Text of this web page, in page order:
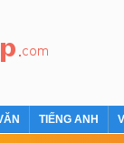
TIẾNG ANH